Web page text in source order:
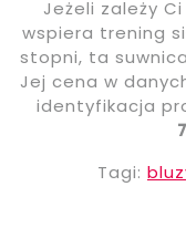
Jeżeli zależy
wspiera trening
stopni, ta
Jej cena w
identyfikacja
Tagi: